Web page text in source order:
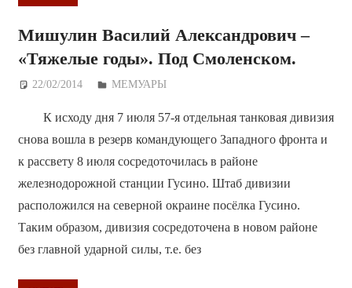
Мишулин Василий Александрович –
«Тяжелые годы». Под Смоленском.
22/02/2014 Дежурный по Редакции
МЕМУАРЫ
К исходу дня 7 июля 57-я отдельная танковая дивизия
снова вошла в резерв командующего Западного фронта и
к рассвету 8 июля сосредоточилась в районе
железнодорожной станции Гусино. Штаб дивизии
расположился на северной окраине посёлка Гусино.
Таким образом, дивизия сосредоточена в новом районе
без главной ударной силы, т.е. без